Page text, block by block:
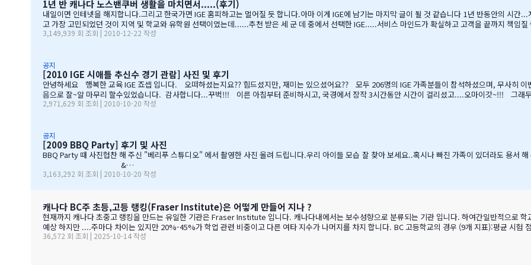
1년 반 캐나다 노스밴쿠버 생활을 마치면서.....(후기)
내일이면 인테넷을 해지합니다.그리고 한국가면 IGE 홈피하고는 멀어질 듯 합니다.아마 이게 IGE에 남기는 마지막 글이 될 것 같습니다 1년 반동안의 시간
고 가장 고민되었던 것이 지역 및 학교와 유학원 선택이였는데......추천 받은 세 군 데 중에서 선택한 IGE.....서비스 마인드가 확실하고 고객을 끝까지 책임
사장님이 추천해주신 caulfeild.....최고의 선택이였습니다. 아이들은 지난 주 부터 계속 farewell party입니다.지난 주에 큰애는 6학년 남자 애들 모두 모여
3,149,939 회 조회 | 2010-12-22 작성
공지
[2010 IGE 시애틀 추신수 경기 관람] 사진 및 후기
안녕하세요 행복한 교육 IGE 죠셉 입니다. 오떠하셨는지요?? 힘드셨지만, 재미는 있으셨어요?? 모두 206명의 IGE 가족분들이 참석하셨으며, 무사히
음으로 잘~알 마무리 할수있었습니다. 감사합니다...꾸벅!!! 이른 아침부터 준비하시고, 국경에서 장작 3시간동안 시간이 걸리셨고....오마이갓~!!! 그래
경기도 보고~~~따뜻한 햇빛아래에서 시원한 맥주도....ㅋㅋㅋ ^^ 아버님/어머님들의 여유스러운 모습에 저 또한 신나드라고요~~~응원도 힘차게 하며...
2,971,629 회 조회 | 2010-10-20 작성
공지
[2009 BBQ Party] 후기 및 사진
BBQ Party 때 사진협찬 해 주신 "베리푸 스튜디오" 에서 촬영한 사진 올려 드립니다.우리 아이들 모습 잘 찾아 보세요..혹시나 빠진 가족이 있더라도 용
&…
3,163,292 회 조회 | 2010-10-20 작성
캐나다 BC주 초등,고등 랭킹(Fraser Institute)은 어떻게 만들어 지나 ?
현재까지 캐나다 초중고 랭킹을 만드는 유일한 기관은 Fraser Institute 입니다. 캐나다내에서는 보수성향으로 분류되는 기관 입니다. 하여간일반적으로 학교 랭킹 하면 학교의 성적 그러니까 표준 시험결과가 주가 될것으로
예상 하지만 ....주마다 차이는 있지만 20%-45%가 학업 관련 비중이고 다른 여타 지수가 나머지를 차지 합니다. BC 고등학교의 경우 (9개 지표):평균 시험 점수 (Average exam mark)졸업률 (Diploma completion rate)학
생당 이수 과목 수 (Courses taken per student)진급 지연율 (Delayed advancement rate)시험 낙제율 (Percentage of exams failed)학교 vs 시험
36,572 회 조회 | 2025-10-14 작성